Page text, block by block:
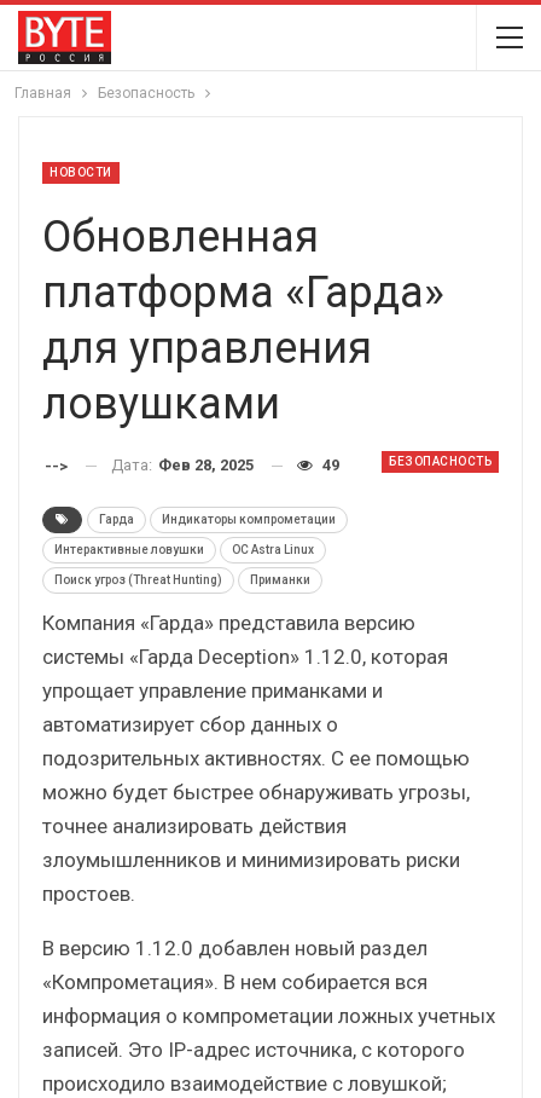
Главная Безопасность
НОВОСТИ
Обновленная
платформа «Гарда»
для управления
ловушками
БЕЗОПАСНОСТЬ
--> Дата: Фев 28, 2025 49
Гарда Индикаторы компрометации
Интерактивные ловушки ОС Astra Linux
Поиск угроз (Threat Hunting) Приманки
Компания «Гарда» представила версию
системы «Гарда Deception» 1.12.0, которая
упрощает управление приманками и
автоматизирует сбор данных о
подозрительных активностях. С ее помощью
можно будет быстрее обнаруживать угрозы,
точнее анализировать действия
злоумышленников и минимизировать риски
простоев.
В версию 1.12.0 добавлен новый раздел
«Компрометация». В нем собирается вся
информация о компрометации ложных учетных
записей. Это IP-адрес источника, с которого
происходило взаимодействие с ловушкой;